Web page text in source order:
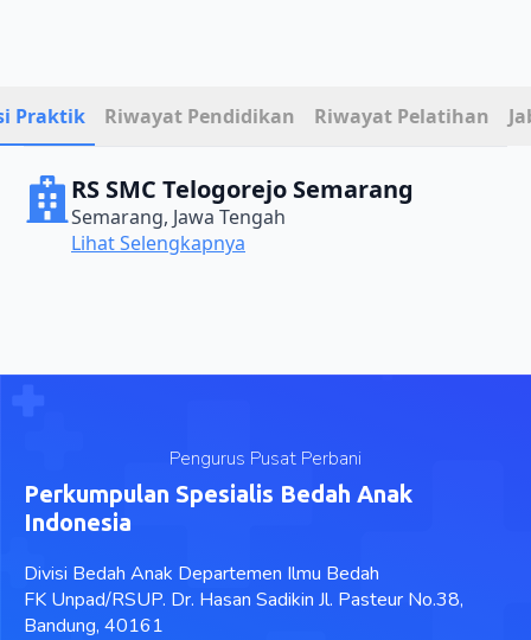
Praktik Riwayat Pendidikan Riwayat Pelatihan
RS SMC Telogorejo Semarang
Semarang, Jawa Tengah
Lihat Selengkapnya
Pengurus Pusat Perbani
Perkumpulan Spesialis Bedah Anak
Indonesia
Divisi Bedah Anak Departemen Ilmu Bedah
FK Unpad/RSUP. Dr. Hasan Sadikin Jl. Pasteur No.38,
Bandung, 40161